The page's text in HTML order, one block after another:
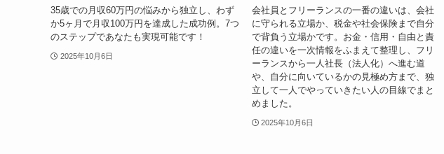
35歳での月収60万円の悩みから独立し、わず
か5ヶ月で月収100万円を達成した成功例。7つ
のステップであなたも実現可能です！
2025年10月6日
会社員とフリーランスの一番の違いは、会社
に守られる立場か、税金や社会保険まで自分
で背負う立場かです。お金・信用・自由と責
任の違いを一次情報をふまえて整理し、フリ
ーランスから一人社長（法人化）へ進む道
や、自分に向いているかの見極め方まで、独
立して一人でやっていきたい人の目線でまと
めました。
2025年10月6日